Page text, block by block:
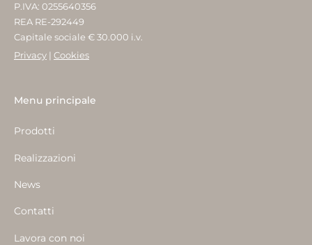
P.IVA: 0255640356
REA RE-292449
Capitale sociale € 30.000 i.v.
Privacy | Cookies
Menu principale
Prodotti
Realizzazioni
News
Contatti
Lavora con noi